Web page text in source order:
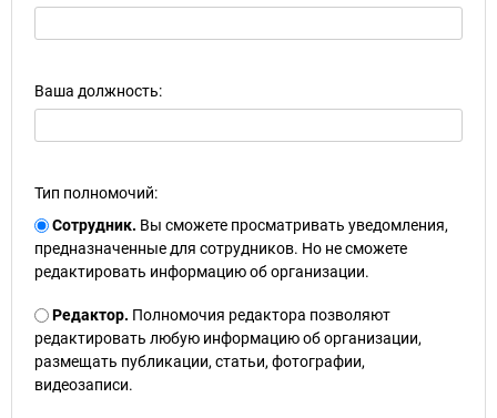
Ваша должность:
Тип полномочий:
Сотрудник. Вы сможете просматривать уведомления,
предназначенные для сотрудников. Но не сможете
редактировать информацию об организации.
Редактор. Полномочия редактора позволяют
редактировать любую информацию об организации,
размещать публикации, статьи, фотографии,
видеозаписи.